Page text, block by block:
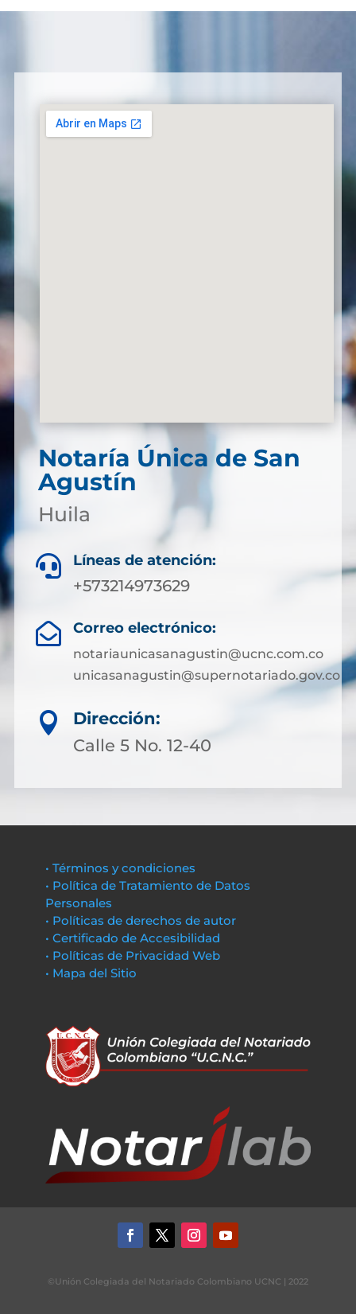
Notaría Única de San
Agustín
Huila
 Líneas de atención:
+573214973629
 Correo electrónico:
notariaunicasanagustin@ucnc.com.co
unicasanagustin@supernotariado.gov.co

Dirección:
Calle 5 No. 12-40
• Términos y condiciones
• Política de Tratamiento de Datos
Personales
• Políticas de derechos de autor
• Certificado de Accesibilidad
• Políticas de Privacidad Web
• Mapa del Sitio
©Unión Colegiada del Notariado Colombiano UCNC | 2022